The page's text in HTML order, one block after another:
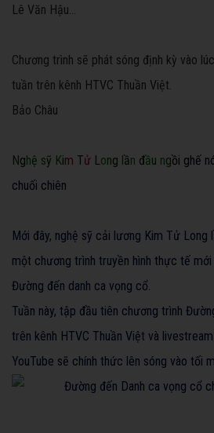
Lê Văn Hậu...
Chương trình sẽ phát sóng định kỳ vào
tuần trên kênh HTVC Thuần Việt.
Bảo Châu
Nghệ sỹ Kim Tử Long ần đầu ngồi ghế n
chuối chiên
Mới đây, nghệ sỹ cải lương Kim Tử Long
một chương trình truyền hình thực tế
Đường đến danh ca vọng cổ.
Tuần này, tập đầu tiên chương trình
trên kênh HTVC Thuần Việt và
YouTube sẽ chính thức lên sóng vào tối